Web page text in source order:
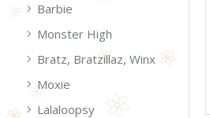
Barbie
Monster High
Bratz, Bratzillaz, Winx
Moxie
Lalaloopsy